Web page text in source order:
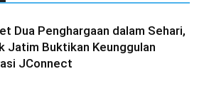
Dua Penghargaan dalam Sehari,
Jatim Buktikan Keunggulan
JConnect